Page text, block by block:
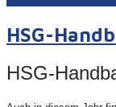
HSG-
HSG-